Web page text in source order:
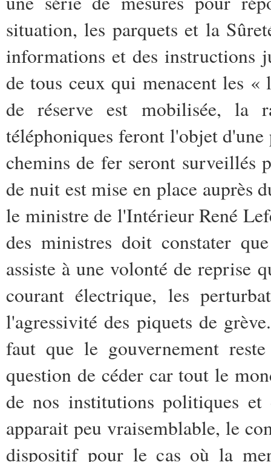
situation, les parquets et la
informations et des instructions
de tous ceux qui menacent les
de réserve est mobilisée, la
téléphoniques feront l'objet
chemins de fer seront surveillés
de nuit est mise en place auprès
le ministre de l'Intérieur René
des ministres doit constater
assiste à une volonté de reprise
courant électrique, les
l'agressivité des piquets de
faut que le gouvernement
question de céder car tout le
de nos institutions politiques
apparait peu vraisemblable, le
dispositif pour le cas où la